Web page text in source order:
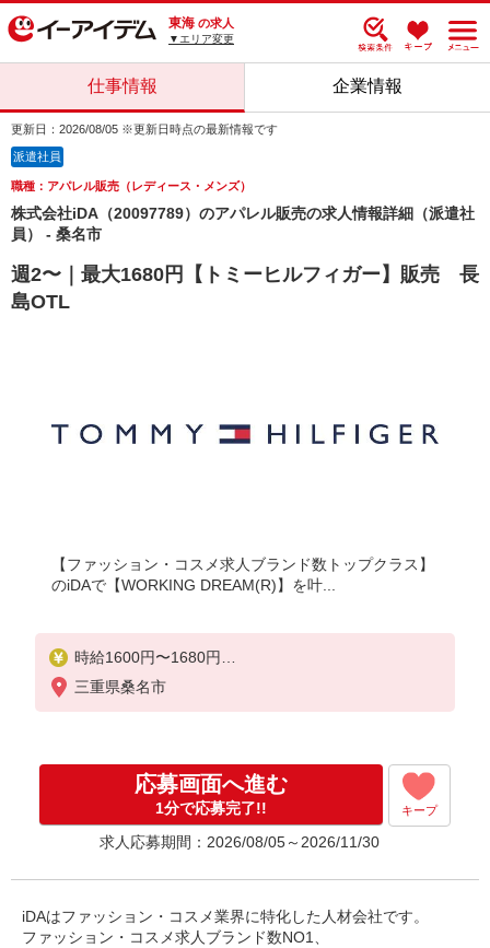
東海 の求人
▼エリア変更
仕事情報 企業情報
更新日：2026/08/05 ※更新日時点の最新情報です
派遣社員
職種：アパレル販売（レディース・メンズ）
株式会社iDA（20097789）のアパレル販売の求人情報詳細（派遣社
員） - 桑名市
週2〜｜最大1680円【トミーヒルフィガー】販売 長
島OTL
【ファッション・コスメ求人ブランド数トップクラス】
のiDAで【WORKING DREAM(R)】を叶...
時給1600円〜1680円
※ご経験・スキルにより考慮致します
※スマホでかんたんに前払いで給与が受け取れます
三重県桑名市
応募画面へ進む
1分で応募完了!! キープ
求人応募期間：2026/08/05～2026/11/30
iDAはファッション・コスメ業界に特化した人材会社です。
ファッション・コスメ求人ブランド数NO1、